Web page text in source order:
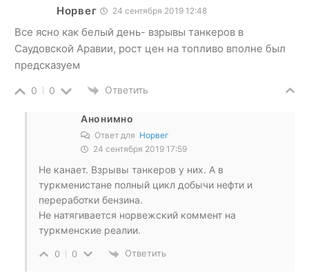
Норвег 24 сентября 2019 12:48
Все ясно как белый день- взрывы танкеров в
Саудовской Аравии, рост цен на топливо вполне был
предсказуем
0 0 Ответить
Анонимно
Ответ для Норвег
24 сентября 2019 17:59
Не канает. Взрывы танкеров у них. А в
туркменистане полный цикл добычи нефти и
переработки бензина.
Не натягивается норвежский коммент на
туркменские реалии.
0 0 Ответить